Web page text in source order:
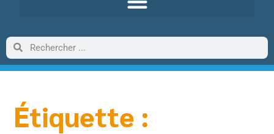
Étiquette :